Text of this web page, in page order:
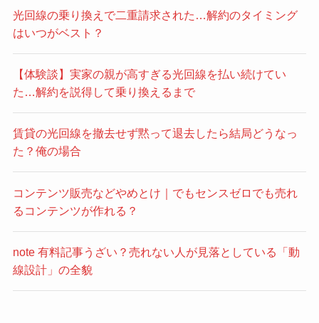
光回線の乗り換えで二重請求された…解約のタイミング
はいつがベスト？
【体験談】実家の親が高すぎる光回線を払い続けてい
た…解約を説得して乗り換えるまで
賃貸の光回線を撤去せず黙って退去したら結局どうなっ
た？俺の場合
コンテンツ販売などやめとけ｜でもセンスゼロでも売れ
るコンテンツが作れる？
note 有料記事うざい？売れない人が見落としている「動
線設計」の全貌